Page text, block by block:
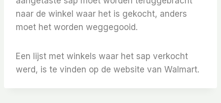
naar de winkel waar het is gekocht, anders
moet het worden weggegooid.
Een lijst met winkels waar het sap verkocht
werd, is te vinden op de website van Walmart.